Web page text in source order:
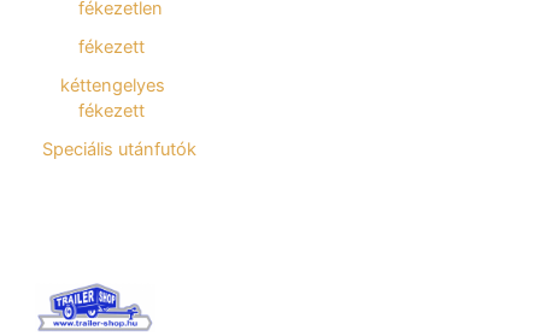
fékezetlen
fékezett
kéttengelyes
fékezett
Speciális utánfutók